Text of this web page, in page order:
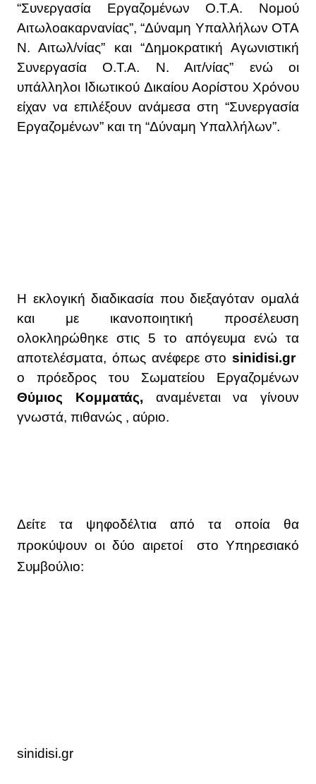
“Συνεργασία Εργαζομένων Ο.Τ.Α. Νομού
Αιτωλοακαρνανίας”, “Δύναμη Υπαλλήλων ΟΤΑ
Ν. Αιτωλ/νίας” και “Δημοκρατική Αγωνιστική
Συνεργασία Ο.Τ.Α. Ν. Αιτ/νίας” ενώ οι
υπάλληλοι Ιδιωτικού Δικαίου Αορίστου Χρόνου
είχαν να επιλέξουν ανάμεσα στη “Συνεργασία
Εργαζομένων” και τη “Δύναμη Υπαλλήλων”.
Η εκλογική διαδικασία που διεξαγόταν ομαλά
και με ικανοποιητική προσέλευση
ολοκληρώθηκε στις 5 το απόγευμα ενώ τα
αποτελέσματα, όπως ανέφερε στο sinidisi.gr
ο πρόεδρος του Σωματείου Εργαζομένων
Θύμιος Κομματάς, αναμένεται να γίνουν
γνωστά, πιθανώς , αύριο.
Δείτε τα ψηφοδέλτια από τα οποία θα
προκύψουν οι δύο αιρετοί στο Υπηρεσιακό
Συμβούλιο:
sinidisi.gr